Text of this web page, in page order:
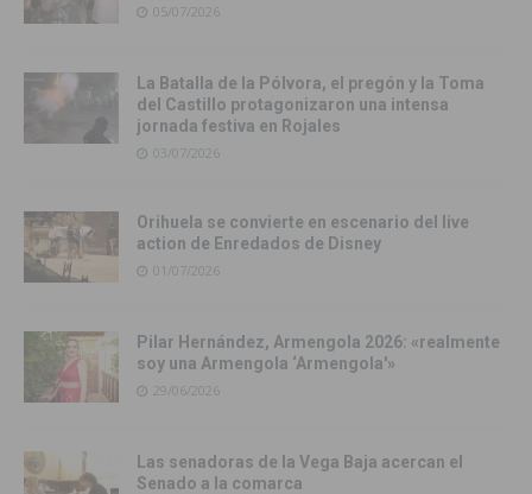
05/07/2026
La Batalla de la Pólvora, el pregón y la Toma
del Castillo protagonizaron una intensa
jornada festiva en Rojales
03/07/2026
Orihuela se convierte en escenario del live
action de Enredados de Disney
01/07/2026
Pilar Hernández, Armengola 2026: «realmente
soy una Armengola ‘Armengola'»
29/06/2026
Las senadoras de la Vega Baja acercan el
Senado a la comarca